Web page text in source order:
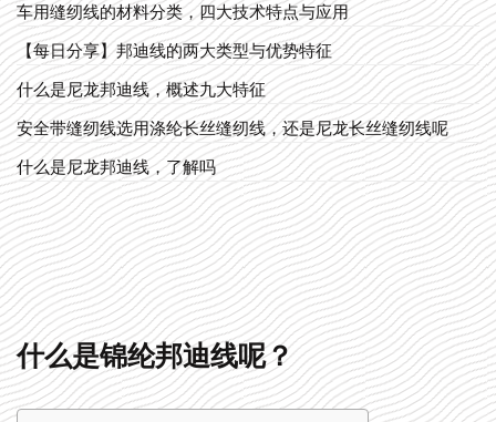
车用缝纫线的材料分类，四大技术特点与应用
【每日分享】邦迪线的两大类型与优势特征
什么是尼龙邦迪线，概述九大特征
安全带缝纫线选用涤纶长丝缝纫线，还是尼龙长丝缝纫线呢
什么是尼龙邦迪线，了解吗
什么是锦纶邦迪线呢？